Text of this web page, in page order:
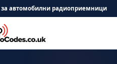
над 1 000 000клиенти